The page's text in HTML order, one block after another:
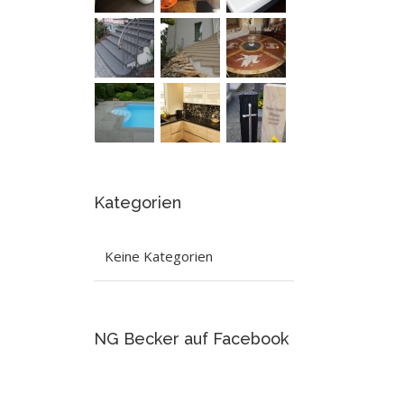
Kategorien
Keine Kategorien
NG Becker auf Facebook